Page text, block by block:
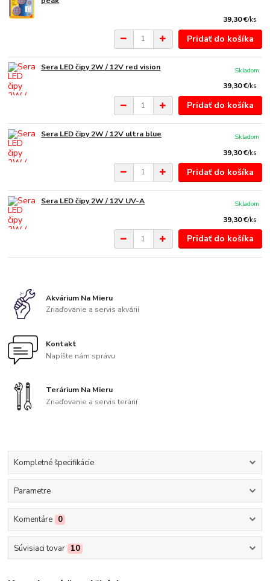
39,30 €/ks
Pridať do košíka
Sera LED čipy 2W / 12V red vision
39,30 €/ks
Skladom
Pridať do košíka
Sera LED čipy 2W / 12V ultra blue
39,30 €/ks
Skladom
Pridať do košíka
Sera LED čipy 2W / 12V UV-A
39,30 €/ks
Skladom
Pridať do košíka
Akvárium Na Mieru
Zriaďovanie a servis akvárií
Kontakt
Napíšte nám správu
Terárium Na Mieru
Zriaďovanie a servis terárií
Kompletné špecifikácie
Parametre
Komentáre 0
Súvisiaci tovar 10